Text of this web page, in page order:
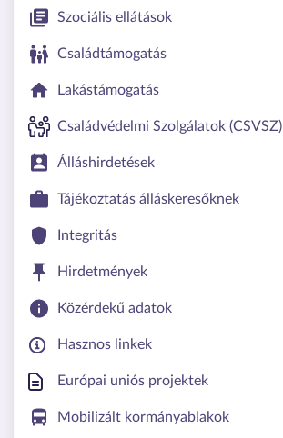
Szociális ellátások
Családtámogatás
Lakástámogatás
Családvédelmi Szolgálatok (CSVSZ)
Álláshirdetések
Tájékoztatás álláskeresőknek
Integritás
Hirdetmények
Közérdekű adatok
Hasznos linkek
Európai uniós projektek
Mobilizált kormányablakok